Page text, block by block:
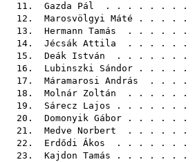
11. Gazda Pál . . . . . . . .
12. Marosvölgyi Máté . . . . .
13. Hermann Tamás . . . . . .
14. Jécsák Attila . . . . . .
15. Deák István . . . . . . .
16. Lubinszki Sándor . . . . .
17. Máramarosi András . . . .
18. Molnár Zoltán . . . . . .
19. Sárecz Lajos . . . . . . .
20. Domonyik Gábor . . . . . .
21. Medve Norbert . . . . . .
22. Erdődi Ákos . . . . . . .
23. Kajdon Tamás . . . . . . .